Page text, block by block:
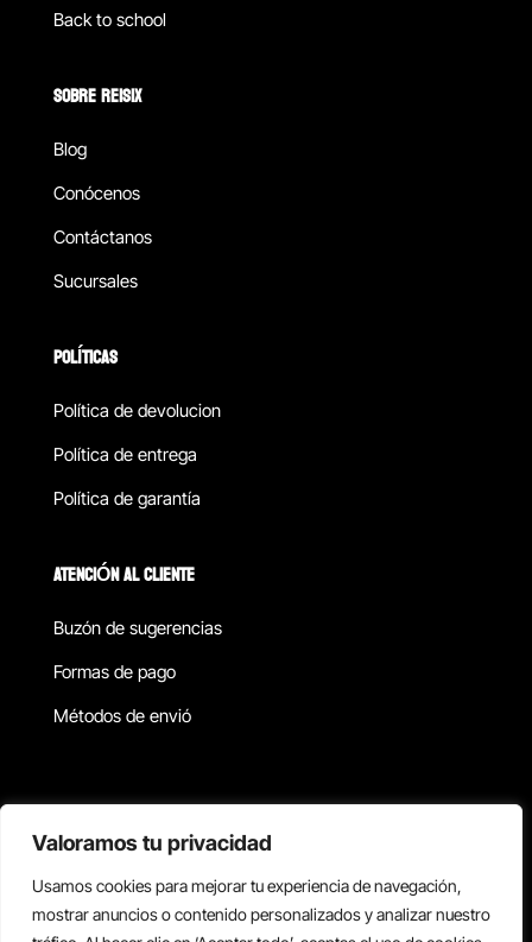
Valoramos tu privacidad
Usamos cookies para mejorar tu experiencia de navegación,
mostrar anuncios o contenido personalizados y analizar nuestro
Back to school
SOBRE REISIX
Blog
Conócenos
Contáctanos
Sucursales
POLÍTICAS
Política de devolucion
Política de entrega
Política de garantía
ATENCIÓN AL CLIENTE
Buzón de sugerencias
Formas de pago
Métodos de envió
Copyright © 2026 Reisix. Todos los derechos reservados.